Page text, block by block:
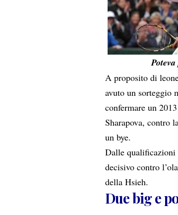
A proposito di
avuto un sorteggio
confermare un
Sharapova, contro
un bye.
Dalle qualificazioni
decisivo contro
della Hsieh.
Due big e